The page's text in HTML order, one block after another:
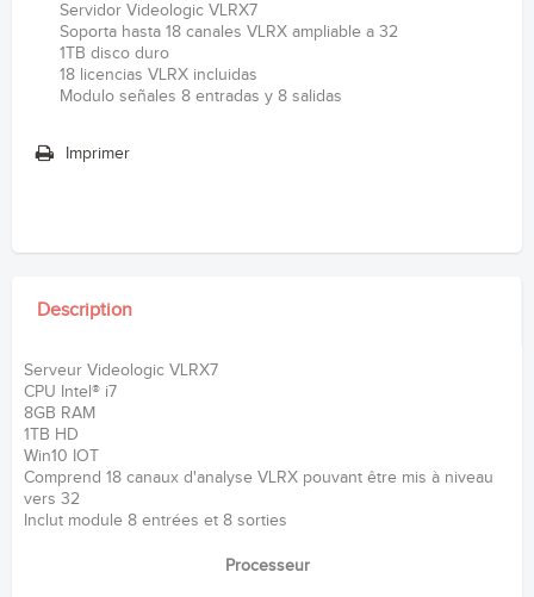
Servidor Videologic VLRX7
Soporta hasta 18 canales VLRX ampliable a 32
1TB disco duro
18 licencias VLRX incluidas
Modulo señales 8 entradas y 8 salidas
Imprimer
Description
Serveur Videologic VLRX7
CPU Intel® i7
8GB RAM
1TB HD
Win10 IOT
Comprend 18 canaux d'analyse VLRX pouvant être mis à niveau
vers 32
Inclut module 8 entrées et 8 sorties
Processeur